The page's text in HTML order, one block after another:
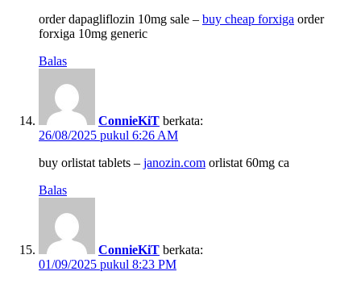
order dapagliflozin 10mg sale – buy cheap forxiga order
forxiga 10mg generic
Balas
ConnieKiT berkata:
26/08/2025 pukul 6:26 AM
buy orlistat tablets – janozin.com orlistat 60mg ca
Balas
ConnieKiT berkata:
01/09/2025 pukul 8:23 PM